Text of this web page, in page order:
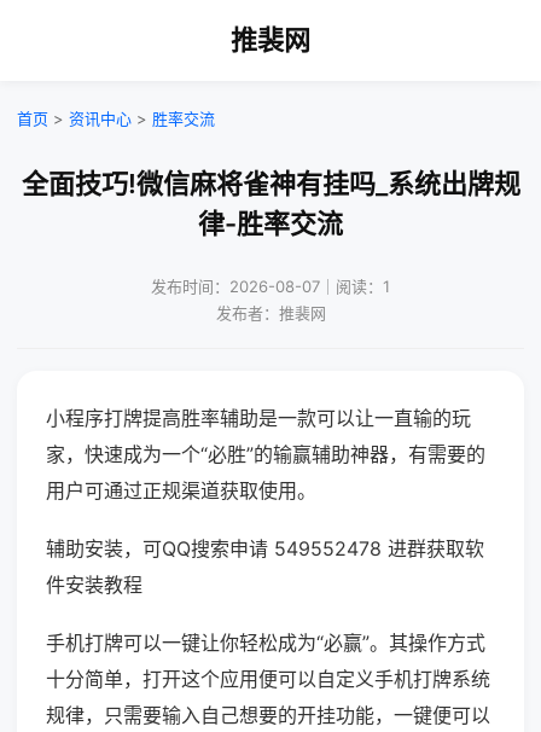
推裴网
首页 > 资讯中心 > 胜率交流
全面技巧!微信麻将雀神有挂吗_系统出牌规
律-胜率交流
发布时间：2026-08-07｜阅读：1
发布者：推裴网
小程序打牌提高胜率辅助是一款可以让一直输的玩
家，快速成为一个“必胜”的输赢辅助神器，有需要的
用户可通过正规渠道获取使用。
辅助安装，可QQ搜索申请 549552478 进群获取软
件安装教程
手机打牌可以一键让你轻松成为“必赢”。其操作方式
十分简单，打开这个应用便可以自定义手机打牌系统
规律，只需要输入自己想要的开挂功能，一键便可以